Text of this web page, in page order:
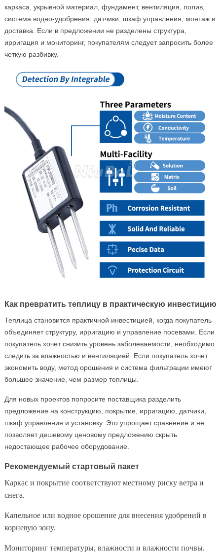
каркаса, укрывной материал, фундамент, вентиляция, полив,
система водно-удобрения, датчики, шкаф управления, монтаж и
доставка. Если в предложении не разделены структура,
ирригация и мониторинг, покупателям следует запросить более
четкую разбивку.
Как превратить теплицу в практическую инвестицию
Теплица становится практичной инвестицией, когда покупатель
объединяет структуру, ирригацию и управление посевами. Если
покупатель хочет снизить уровень заболеваемости, необходимо
следить за влажностью и вентиляцией. Если покупатель хочет
экономить воду, метод орошения и система фильтрации имеют
большее значение, чем размер теплицы.
Для новых проектов попросите поставщика разделить
предложение на конструкцию, покрытие, ирригацию, датчики,
шкаф управления и установку. Это упрощает сравнение и не
позволяет дешевому ценовому предложению скрыть
недостающее рабочее оборудование.
Рекомендуемый стартовый пакет
Каркас и покрытие соответствуют местному риску ветра и
снега.
Капельное или водное орошение для внесения удобрений в
корневую зону.
Мониторинг температуры, влажности и влажности почвы.